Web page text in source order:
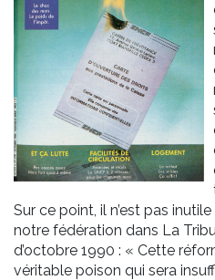
Sur ce point, il n’est pas
notre fédération dans La
d’octobre 1990 : « Cette
véritable poison qui sera